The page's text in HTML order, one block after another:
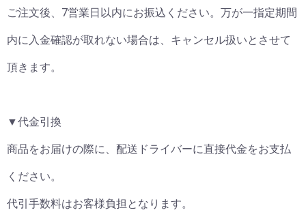
ご注文後、7営業日以内にお振込ください。万が一指定期間
内に入金確認が取れない場合は、キャンセル扱いとさせて
頂きます。
▼代金引換
商品をお届けの際に、配送ドライバーに直接代金をお支払
ください。
代引手数料はお客様負担となります。